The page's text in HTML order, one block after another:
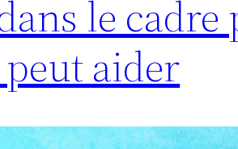
le cadre
aider